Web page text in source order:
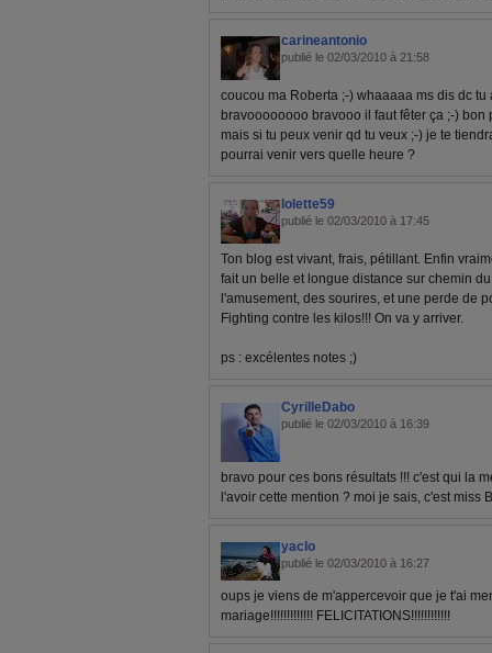
carineantonio
publié le 02/03/2010 à 21:58
coucou ma Roberta ;-) whaaaaa ms dis dc tu
bravoooooooo bravooo il faut fêter ça ;-)
mais si tu peux venir qd tu veux ;-) je te
pourrai venir vers quelle heure ?
lolette59
publié le 02/03/2010 à 17:45
Ton blog est vivant, frais, pétillant. Enfin
fait un belle et longue distance sur chemin
l'amusement, des sourires, et une perde de
Fighting contre les kilos!!! On va y arriver.
ps : excélentes notes ;)
CyrilleDabo
publié le 02/03/2010 à 16:39
bravo pour ces bons résultats !!! c'est qui la
l'avoir cette mention ? moi je sais, c'est miss
yaclo
publié le 02/03/2010 à 16:27
oups je viens de m'appercevoir que je t'ai
mariage!!!!!!!!!!!!! FELICITATIONS!!!!!!!!!!!!